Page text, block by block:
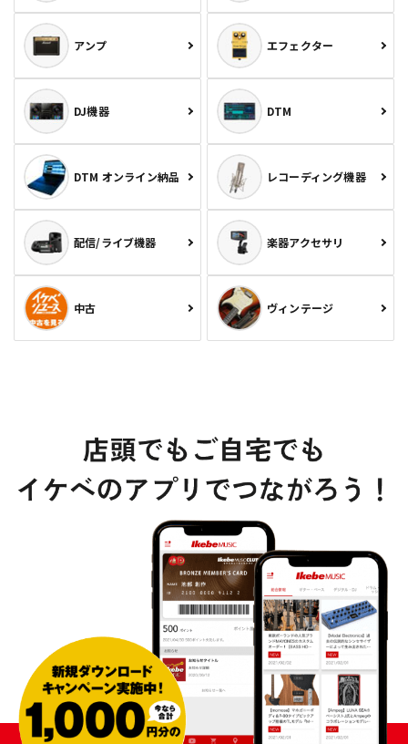
アンプ エフェクター
DJ機器 DTM
DTM オンライン納品 レコーディング機器
配信/ライブ機器 楽器アクセサリ
中古 ヴィンテージ